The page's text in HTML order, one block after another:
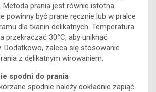
prania jest równie istotna.
powinny być prane ręcznie lub w pralce
dla tkanin delikatnych. Temperatura
przekraczać 30°C, aby uniknąć
Dodatkowo, zaleca się stosowanie
z delikatnym wirowaniem.
spodni do prania
spodnie należy dokładnie zapiąć